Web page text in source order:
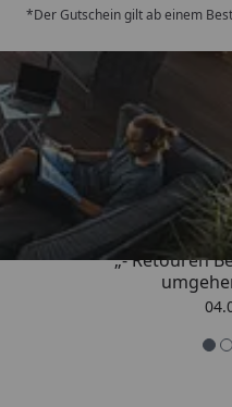
*Der Gutschein gilt ab einem
„- Retouren